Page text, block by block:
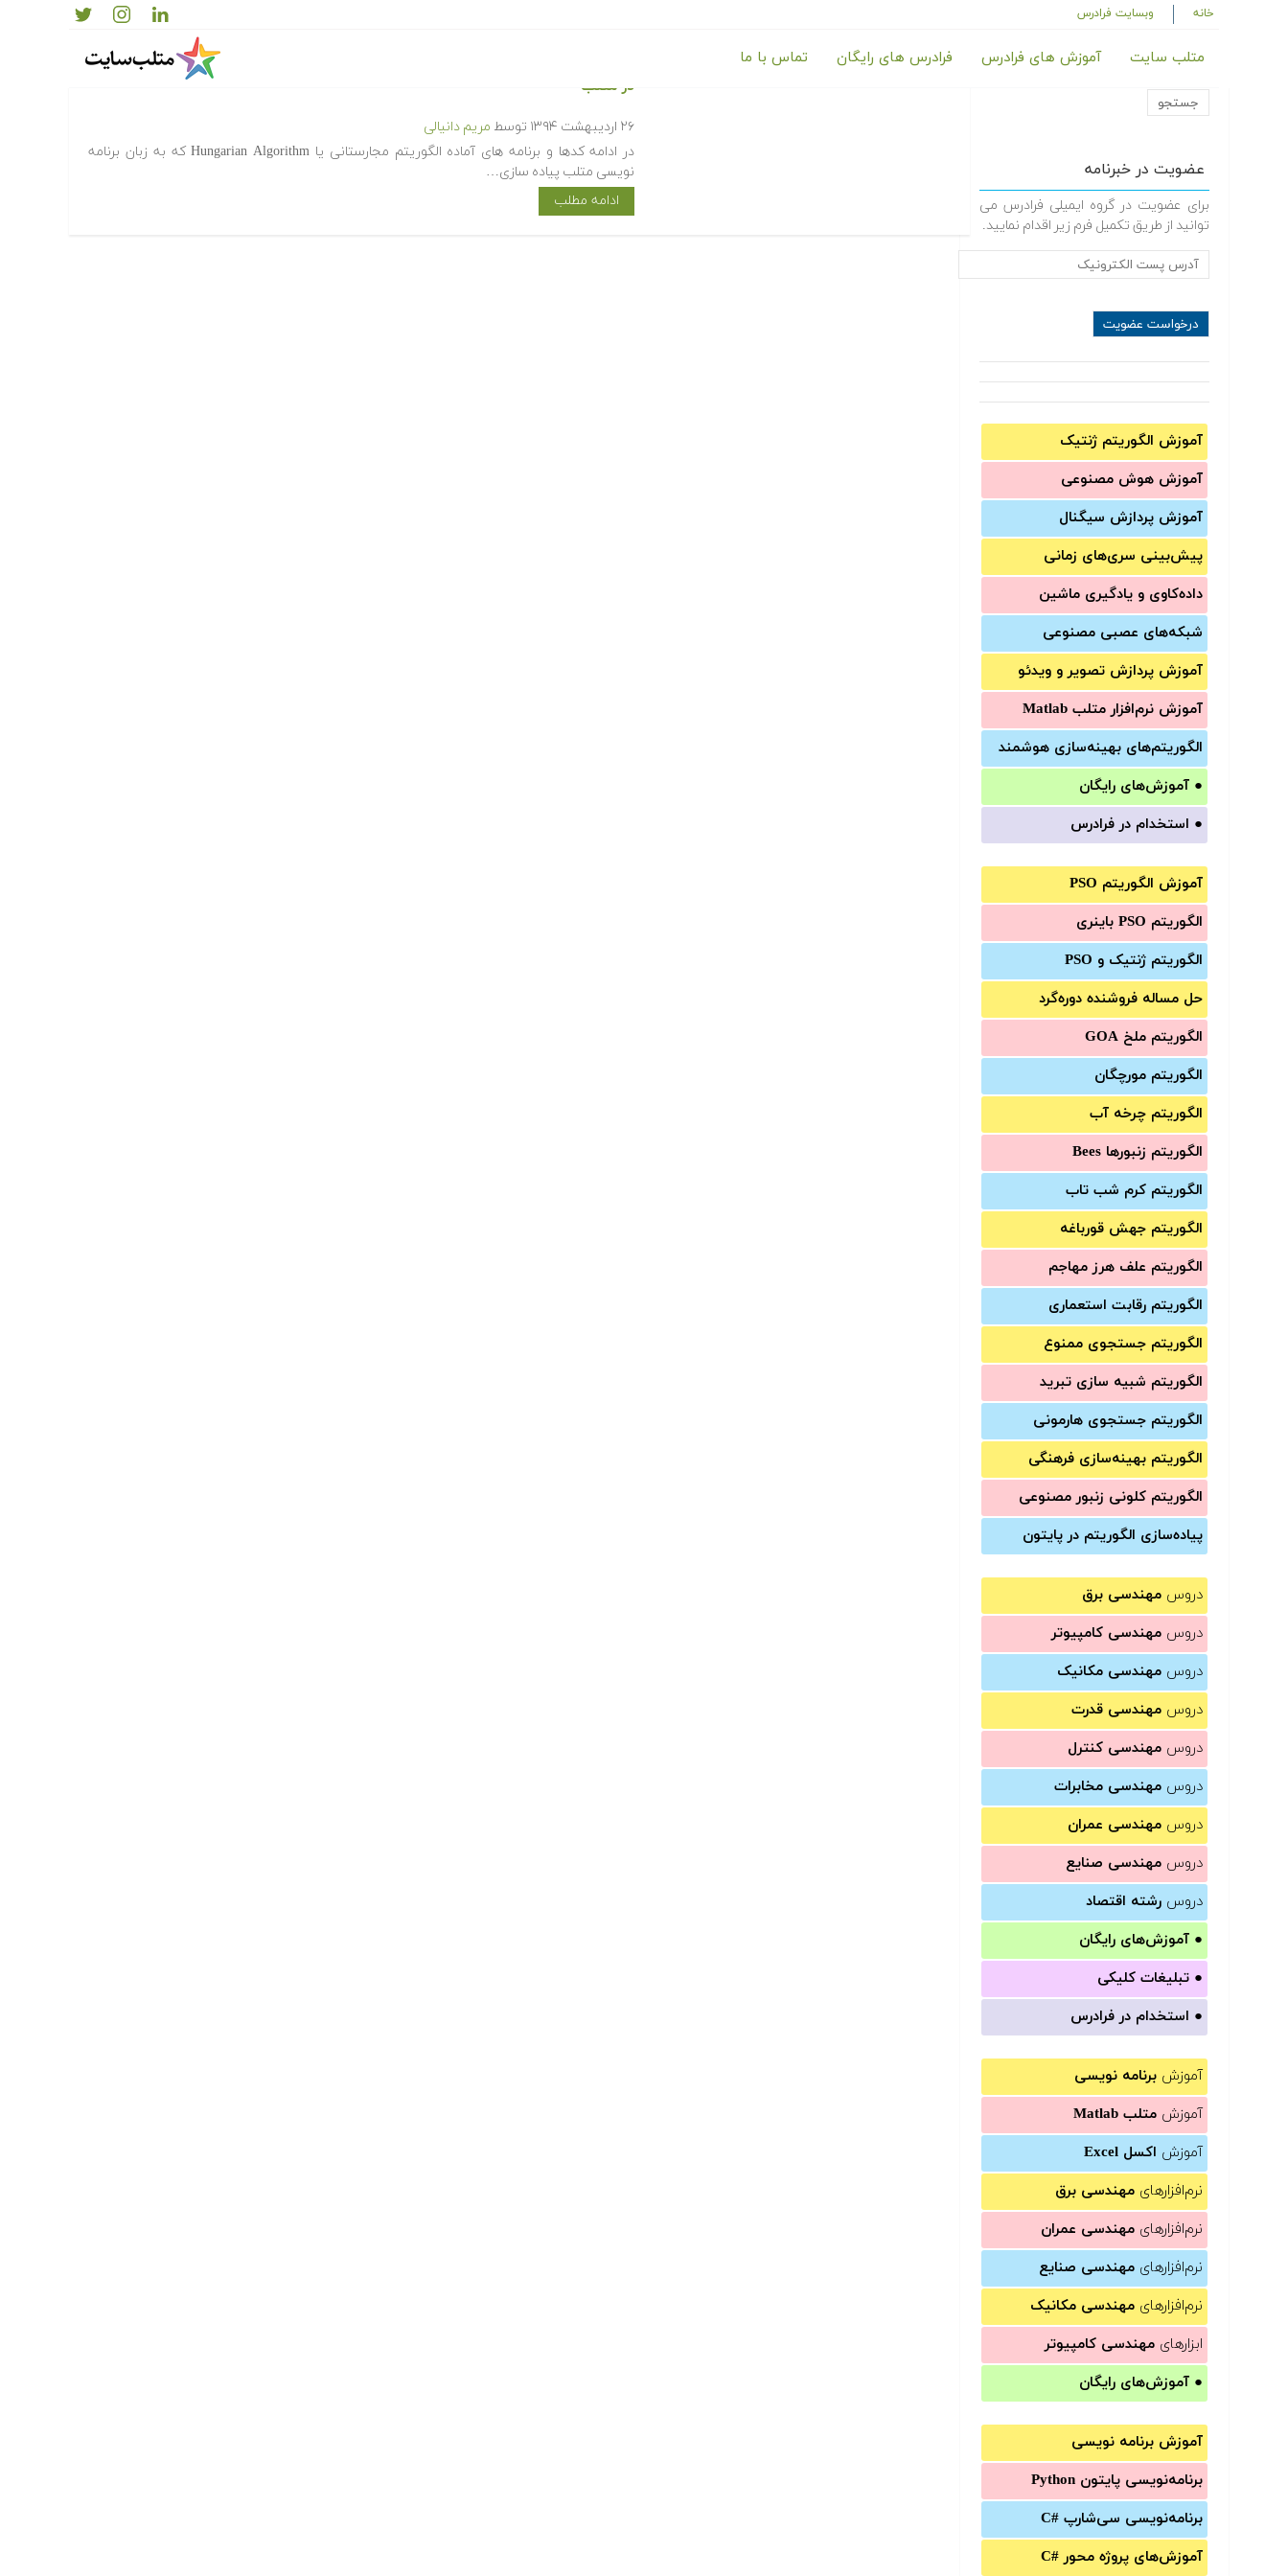
خانه وبسایت فرادرس
متلب سایت آموزش های فرادرس فرادرس های رایگان تماس با ما
عضویت در خبرنامه
برای عضویت در گروه ایمیلی فرادرس می
توانید از طریق تکمیل فرم زیر اقدام نمایید.
آموزش الگوریتم ژنتیک
آموزش‌ هوش مصنوعی
آموزش‌ پردازش سیگنال
پیش‌‌بینی سری‌‌های زمانی
داده‌کاوی و یادگیری ماشین
شبکه‌های عصبی مصنوعی
آموزش‌ پردازش تصویر و ویدئو
آموزش‌ نرم‌افزار متلب Matlab
الگوریتم‌های بهینه‌سازی هوشمند
● آموزش‌های رایگان
● استخدام در فرادرس
آموزش الگوریتم PSO
الگوریتم PSO باینری
الگوریتم ژنتیک و PSO
حل مساله فروشنده دوره‌گرد
الگوریتم ملخ GOA
الگوریتم مورچگان
الگوریتم چرخه آب
الگوریتم زنبورها Bees
الگوریتم کرم شب تاب
الگوریتم جهش قورباغه
الگوریتم علف هرز مهاجم
الگوریتم رقابت استعماری
الگوریتم جستجوی ممنوع
الگوریتم شبیه سازی تبرید
الگوریتم جستجوی هارمونی
الگوریتم بهینه‌سازی فرهنگی
الگوریتم کلونی زنبور مصنوعی
پیاده‌سازی الگوریتم در پایتون
دروس مهندسی برق
دروس مهندسی کامپیوتر
دروس مهندسی مکانیک
دروس مهندسی قدرت
دروس مهندسی کنترل
دروس مهندسی مخابرات
دروس مهندسی عمران
دروس مهندسی صنایع
دروس رشته اقتصاد
● آموزش‌های رایگان
● تبلیغات کلیکی
● استخدام در فرادرس
آموزش برنامه نویسی
آموزش متلب Matlab
آموزش اکسل Excel
نرم‌افزارهای مهندسی برق
نرم‌افزارهای مهندسی عمران
نرم‌افزارهای مهندسی صنایع
نرم‌افزارهای مهندسی مکانیک
ابزارهای مهندسی کامپیوتر
● آموزش‌های رایگان
آموزش برنامه نویسی
برنامه‌نویسی پایتون Python
برنامه‌‌نویسی سی‌شارپ C#‎
آموزش‌های پروژه محور #C
‫‫دانلود رایگان کدها و برنامه های آماده الگوریتم مجارستانی یا Hungarian Algorithm
در متلب‬‬
۲۶ اردیبهشت ۱۳۹۴ توسط مریم دانیالی
‫در ادامه کدها و برنامه های آماده الگوریتم مجارستانی یا Hungarian Algorithm که به زبان برنامه
نویسی متلب پیاده سازی…
ادامه مطلب